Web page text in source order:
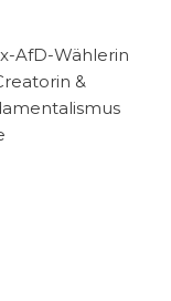
AfD-Wählerin
&